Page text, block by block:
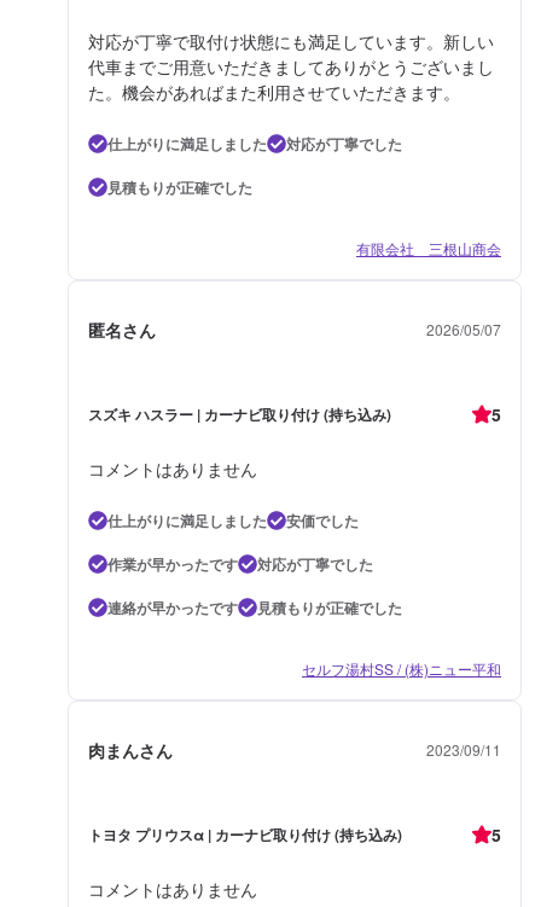
対応が丁寧で取付け状態にも満足しています。新しい
代車までご用意いただきましてありがとうございまし
た。機会があればまた利用させていただきます。
仕上がりに満足しました
対応が丁寧でした
見積もりが正確でした
有限会社 三根山商会
匿名さん 2026/05/07
スズキ ハスラー | カーナビ取り付け (持ち込み) 5
コメントはありません
仕上がりに満足しました
安価でした
作業が早かったです
対応が丁寧でした
連絡が早かったです
見積もりが正確でした
セルフ湯村SS / (株)ニュー平和
肉まんさん 2023/09/11
トヨタ プリウスα | カーナビ取り付け (持ち込み) 5
コメントはありません